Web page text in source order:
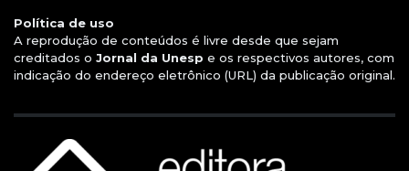
Política de uso
A reprodução de conteúdos é livre desde que sejam
creditados o Jornal da Unesp e os respectivos autores, com
indicação do endereço eletrônico (URL) da publicação original.